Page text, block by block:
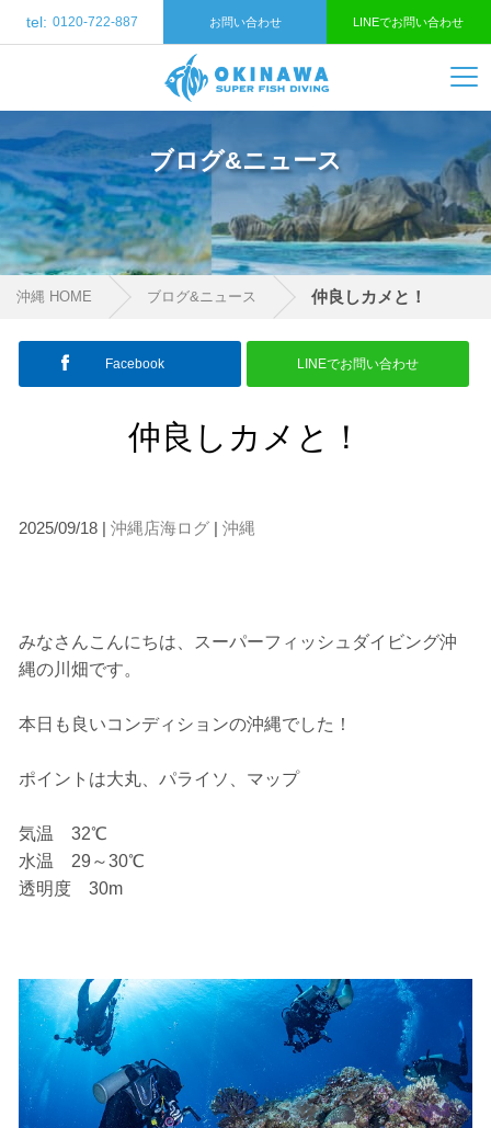
tel: 0120-722-887 お問い合わせ LINEでお問い合わせ
ブログ&ニュース
沖縄 HOME ブログ&ニュース 仲良しカメと！
仲良しカメと！
2025/09/18 | 沖縄店海ログ| 沖縄
みなさんこんにちは、スーパーフィッシュダイビング沖
縄の川畑です。
本日も良いコンディションの沖縄でした！
ポイントは大丸、パライソ、マップ
気温 32℃
水温 29～30℃
透明度 30m
Facebook LINEでお問い合わせ
クジラを発見した場合は、その時のクジラの様子や海況
を確認し、ガイドがスイム開始可能と判断した場合にの
みエントリーを行います。
たとえクジラが近くを泳いでいても、状況によってはエ
ントリーを行わない場合があります。
2.人数制限とエントリー順